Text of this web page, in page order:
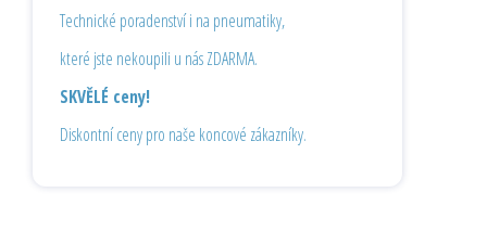
Technické poradenství i na pneumatiky,
které jste nekoupili u nás ZDARMA.
SKVĚLÉ ceny!
Diskontní ceny pro naše koncové zákazníky.